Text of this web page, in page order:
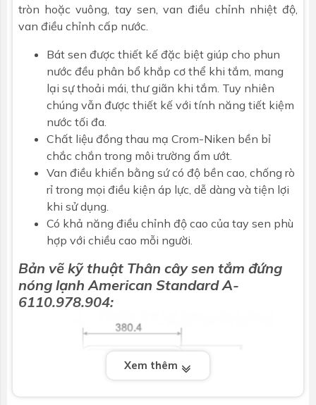
tròn hoặc vuông, tay sen, van điều chỉnh nhiệt độ,
van điều chỉnh cấp nước.
Bát sen được thiết kế đặc biệt giúp cho phun
nước đều phân bổ khắp cơ thể khi tắm, mang
lại sự thoải mái, thư giãn khi tắm. Tuy nhiên
chúng vẫn được thiết kế với tính năng tiết kiệm
nước tối đa.
Chất liệu đồng thau mạ Crom-Niken bền bỉ
chắc chắn trong môi trường ẩm ướt.
Van điều khiển bằng sứ có độ bền cao, chống rò
rỉ trong mọi điều kiện áp lực, dễ dàng và tiện lợi
khi sử dụng.
Có khả năng điều chỉnh độ cao của tay sen phù
hợp với chiều cao mỗi người.
Bản vẽ kỹ thuật Thân cây sen tắm đứng
nóng lạnh American StandardA-
6110.978.904:
Xem thêm